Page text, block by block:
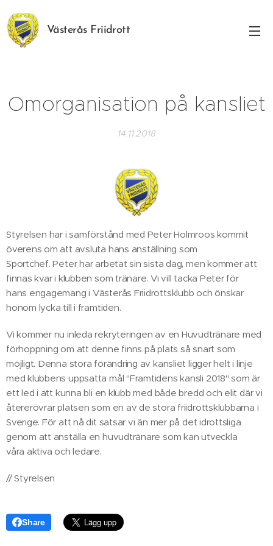
Västerås Friidrott
Omorganisation på kansliet
14.11.2018
Styrelsen har i samförstånd med Peter Holmroos kommit
överens om att avsluta hans anställning som
Sportchef. Peter har arbetat sin sista dag, men kommer att
finnas kvar i klubben som tränare. Vi vill tacka Peter för
hans engagemang i Västerås Friidrottsklubb och önskar
honom lycka till i framtiden.
Vi kommer nu inleda rekryteringen av en Huvudtränare med
förhoppning om att denne finns på plats så snart som
möjligt. Denna stora förändring av kansliet ligger helt i linje
med klubbens uppsatta mål "Framtidens kansli 2018" som är
ett led i att kunna bli en klubb med både bredd och elit där vi
återerövrar platsen som en av de stora friidrottsklubbarna i
Sverige. För att nå dit satsar vi än mer på det idrottsliga
genom att anställa en huvudtränare som kan utveckla
våra aktiva och ledare.
// Styrelsen
Share